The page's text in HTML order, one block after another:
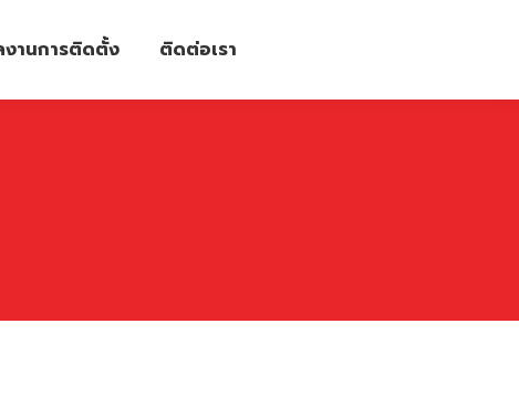
งานการติดตั้ง ติดต่อเรา